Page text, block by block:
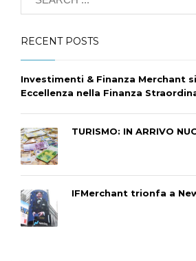
RECENT POSTS
Investimenti & Finanza Merchant
Eccellenza nella Finanza
TURISMO: IN ARRIVO
IFMerchant trionfa a